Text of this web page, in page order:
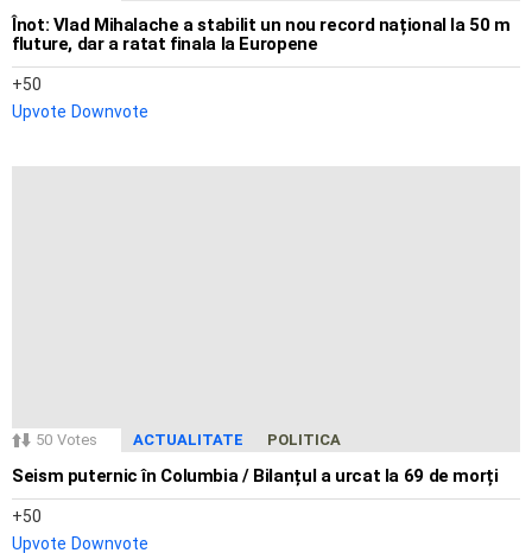
Înot: Vlad Mihalache a stabilit un nou record național la 50 m
fluture, dar a ratat finala la Europene
50
Upvote Downvote
50 Votes ACTUALITATE POLITICA
Seism puternic în Columbia / Bilanțul a urcat la 69 de morți
50
Upvote Downvote